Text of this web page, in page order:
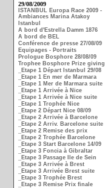
29/08/2009
ISTANBUL Europa Race 2009 -
Ambiances Marina Atakoy
Istanbul
A bord d'Estrella Damm 1876
A bord de BEL
Conférence de presse 27/08/09
Equipages - Portraits
Prologue Bosphore 28/08/09
Trophee Bosphore Prize giving
_Etape 1 Départ Istanbul 29/08
_Etape 1 En mer de Marmara
_Etape 1 Mer de Marmara suite
_Etape 1 Arrivée à Nice
_Etape 1 Arrivée à Nice suite
_Etape 1 Trophée Nice
_Etape 2 Départ Nice 08/09
_Etape 2 Arrivée à Barcelone
_Etape 2 Arriv. Barcelone suite
_Etape 2 Remise des prix
_Etape 2 Trophée Barcelone
_Etape 3 Start Barcelone 14/09
_Etape 3 Foncia à Gibraltar
_Etape 3 Passage Ile de Sein
_Etape 3 Arrivée à Brest
_Etape 3 Arrivée Brest suite
_Etape 3 Trophée Brest
_Etape 3 Remise Prix finale